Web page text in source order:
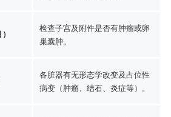
检查子宫及附件是否有肿瘤或卵
巢囊肿。
各脏器有无形态学改变及占位性
病变（肿瘤、结石、炎症等）。